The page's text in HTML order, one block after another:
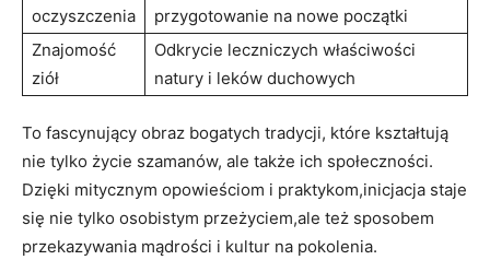
oczyszczenia
przygotowanie na nowe początki
Znajomość
ziół
Odkrycie leczniczych właściwości
natury i leków duchowych
To fascynujący obraz bogatych tradycji, które kształtują
nie tylko życie szamanów, ale także ich społeczności.
Dzięki mitycznym opowieściom i praktykom,inicjacja staje
się nie tylko osobistym przeżyciem,ale też sposobem
przekazywania mądrości i kultur na pokolenia.